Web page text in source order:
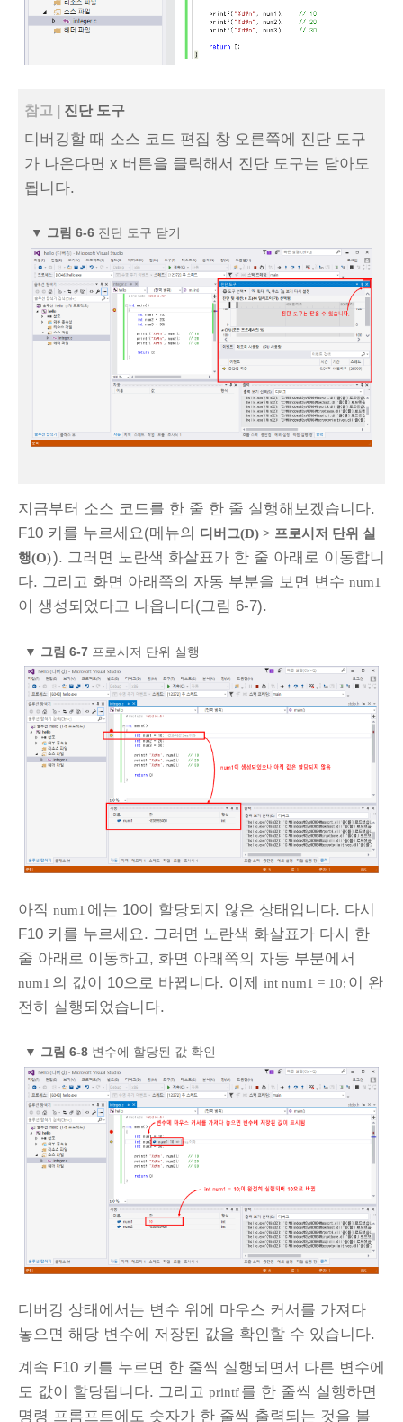
참고 | 진단 도구
디버깅할 때 소스 코드 편집 창 오른쪽에 진단 도구
가 나온다면 x 버튼을 클릭해서 진단 도구는 닫아도
됩니다.
▼ 그림 6-6진단 도구 닫기
지금부터 소스 코드를 한 줄 한 줄 실행해보겠습니다.
F10 키를 누르세요(메뉴의 디버그(D) > 프로시저 단위 실
행(O)). 그러면 노란색 화살표가 한 줄 아래로 이동합니
다. 그리고 화면 아래쪽의 자동 부분을 보면 변수 num1
이 생성되었다고 나옵니다(그림 6-7).
▼ 그림 6-7프로시저 단위 실행
아직 num1 에는 10이 할당되지 않은 상태입니다. 다시
F10 키를 누르세요. 그러면 노란색 화살표가 다시 한
줄 아래로 이동하고, 화면 아래쪽의 자동 부분에서
num1 의 값이 10으로 바뀝니다. 이제 int num1 = 10; 이 완
전히 실행되었습니다.
▼ 그림 6-8변수에 할당된 값 확인
디버깅 상태에서는 변수 위에 마우스 커서를 가져다
놓으면 해당 변수에 저장된 값을 확인할 수 있습니다.
계속 F10 키를 누르면 한 줄씩 실행되면서 다른 변수에
도 값이 할당됩니다. 그리고 printf를 한 줄씩 실행하면
명령 프롬프트에도 숫자가 한 줄씩 출력되는 것을 볼